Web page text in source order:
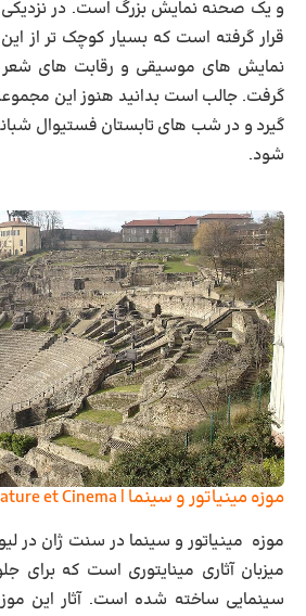
و یک صحنه‌ نمایش بزرگ است. در نزدیکی
قرار گرفته است که بسیار کوچک ‌تر از این
نمایش ‌های موسیقی و رقابت‌ های شعر
‌گرفت. جالب است بدانید هنوز این
گیرد و در شب های تابستان فستیوال
شود.
موزه مینیاتور و سینما | Musée Miniature et Cinema
موزه مینیاتور و سینما در سنت ژان در
میزبان آثاری مینایتوری است که برای